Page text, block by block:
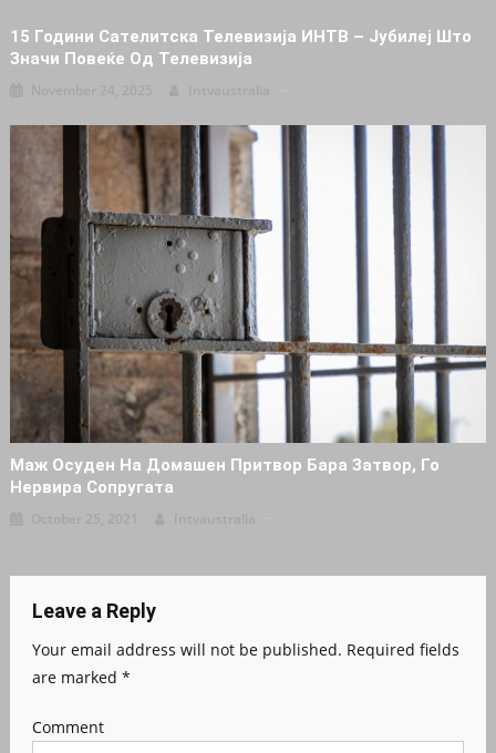
15 Години Сателитска Телевизија ИНТВ – Јубилеј Што
Значи Повеќе Од Телевизија
Маж Осуден На Домашен Притвор Бара Затвор, Го
Нервира Сопругата
Leave a Reply
Your email address will not be published. Required fields
are marked *
Comment